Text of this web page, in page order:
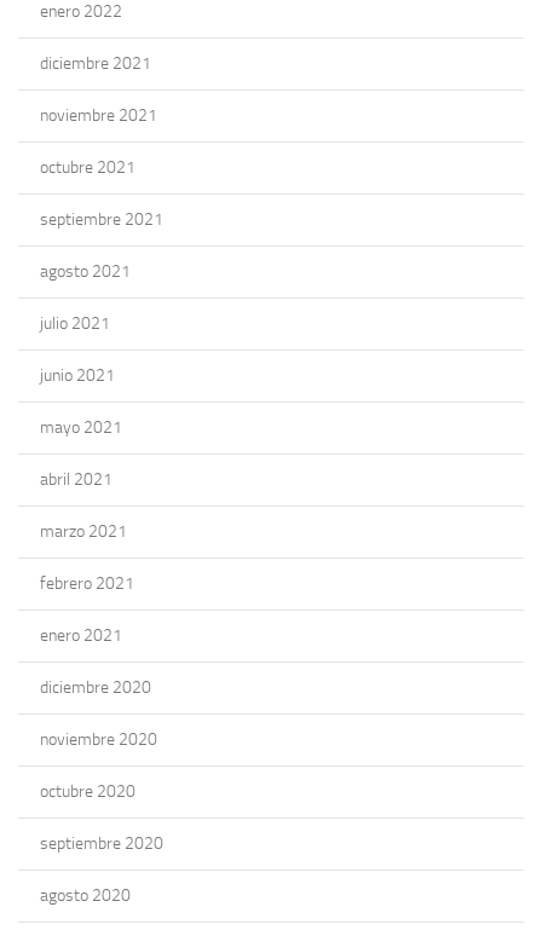
enero 2022
diciembre 2021
noviembre 2021
octubre 2021
septiembre 2021
agosto 2021
julio 2021
junio 2021
mayo 2021
abril 2021
marzo 2021
febrero 2021
enero 2021
diciembre 2020
noviembre 2020
octubre 2020
septiembre 2020
agosto 2020